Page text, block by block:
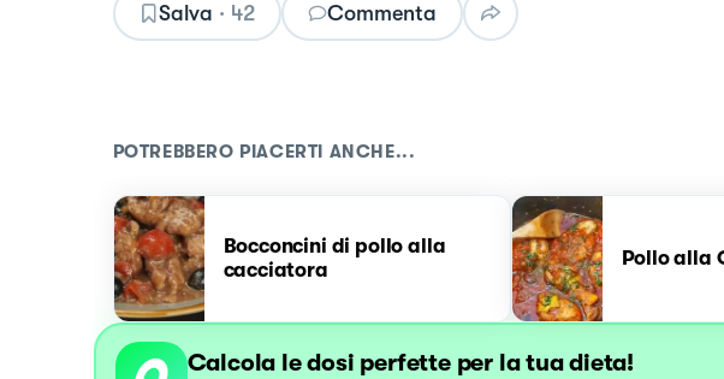
Salva · 42 Commenta
POTREBBERO PIACERTI ANCHE...
Bocconcini di pollo alla
cacciatora
Pollo alla
Calcola le dosi perfette per la tua dieta!